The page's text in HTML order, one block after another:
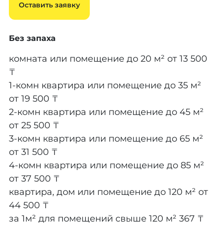
Оставить заявку
Без запаха
комната или помещение до 20 м² от 13 500
₸
1-комн квартира или помещение до 35 м²
от 19 500 ₸
2-комн квартира или помещение до 45 м²
от 25 500 ₸
3-комн квартира или помещение до 65 м²
от 31 500 ₸
4-комн квартира или помещение до 85 м²
от 37 500 ₸
квартира, дом или помещение до 120 м² от
44 500 ₸
за 1м² для помещений свыше 120 м² 367 ₸